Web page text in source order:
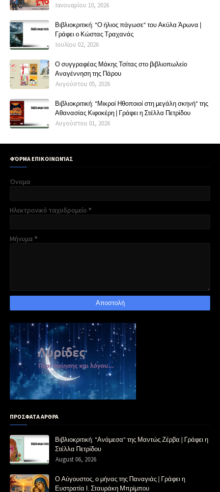
Ιανουαρίου 10, 2026
Βιβλιοκριτική: "Ο ήλιος πάγωσε" του Ακύλα Άρωνα |
Γράφει ο Κώστας Τραχανάς
Ιουλίου 02, 2026
Ο συγγραφέας Μάκης Τσίτας στο βιβλιοπωλείο
Αναγέννηση της Πάρου
Αυγούστου 05, 2026
Βιβλιοκριτική: "Μικροί Ηθοποιοί στη μεγάλη σκηνή" της
Αθανασίας Κιφοκέρη | Γράφει η Στέλλα Πετρίδου
Αυγούστου 01, 2026
ΦΌΡΜΑ ΕΠΙΚΟΙΝΩΝΊΑΣ
Όνομα
Ηλεκτρονικό ταχυδρομείο *
Μήνυμα *
ΠΡΟΣΦΑΤΑ ΑΡΘΡΑ
Βιβλιοκριτική: "Ανάμεσα" της Μαντώς Ζέρβα | Γράφει η
Στέλλα Πετρίδου
August 06, 2026
Ο Αύγουστος, ο μήνας της Παναγιάς | Γράφει η
Ευστρατία Ι. Σταυράκη Μπρίμπου